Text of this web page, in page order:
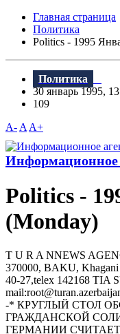
Главная страница
Политика
Politics - 1995
Политика
30 январь 1995,
109
A- A A+
Информационное
Politics -
(Monday)
T U R A NNEWS
370000, BAKU, Khagani
40-27,telex 142168 TIA
-* КРУГЛЫЙ СТОЛ
ГРАЖДАНСКОЙ
ГЕРМАHИИ